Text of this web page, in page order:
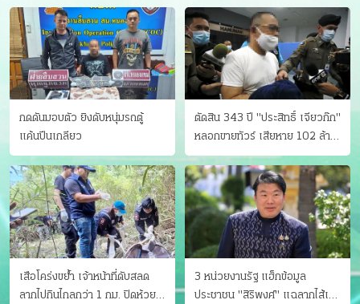
กดดันมอบตัว ยิงดับหนุ่มรถตู้
แค้นปีนเกลียว
ตัดสิน 343 ปี "ประสิทธิ์ เจียวก๊ก"
หลอกขายทัวร์ เสียหาย 102 ล้าน
มีเหยื่อ 173 คน
เสือโคร่งขย้ำ เจ้าหน้าที่ดับสลด
ลากไปกินไกลกว่า 1 กม. ปิดห้วย
3 หน่วยงานรัฐ แฮ็กข้อมูล
ประชาชน "สิริพงศ์" แฉลากไส้เอง